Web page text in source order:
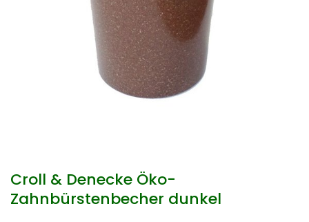
Croll & Denecke Öko-
Zahnbürstenbecher dunkel